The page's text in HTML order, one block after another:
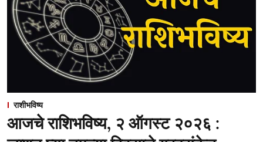
राशीभविष्य
आजचे राशिभविष्य, २ ऑगस्ट २०२६ :